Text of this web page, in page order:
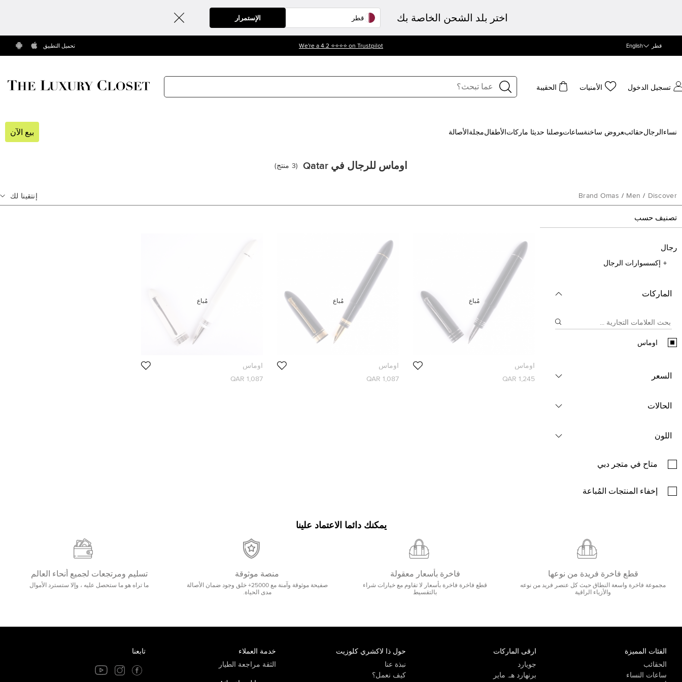
اختر بلد الشحن الخاصة بك الإستمرار
قطر English
We're a 4.2 ⭐⭐⭐⭐ on Trustpilot تحميل التطبيق
تسجيل الدخول الأمنيات الحقيبة
نساء الرجالحقائب‍عروض ساخنة‍ساعات‍وصلنا حديثا ‍ ماركات الأطفالمجلة الأصالة بيع الآن
اوماس للرجال في Qatar (
3 منتج)
Discover
/
Men
/
Brand Omas إنتقينا لك
تصنيف حسب
رجال
إكسسوارات الرجال
الماركات
اوماس
السعر
الحالات
اللون
متاح في متجر دبي
إخفاء المنتجات المُباعة
اوماس
1,245 QAR
مُباع
اوماس
1,087 QAR
مُباع
اوماس
1,087 QAR
مُباع
يمكنك دائما الاعتماد علينا
قطع فاخرة فريدة من نوعها
مجموعة فاخرة واسعة النطاق حيث كل عنصر فريد من نوعه
والأزياء الراقية
فاخرة بأسعار معقولة
قطع فاخرة فاخرة بأسعار لا تقاوم مع خيارات شراء
بالتقسيط
منصة موثوقة
صفيحة موثوقة وآمنة مع 25000+ خلق وجود ضمان الأصالة
مدى الحياة.
تسليم ومرتجعات لجميع أنحاء العالم
ما تراه هو ما ستحصل عليه ، وإلا ستسترد الأموال
الفئات المميزة
الحقائب
ساعات النساء
ارقى الماركات
جويارد
برنهارد هـ. ماير
حول ذا لاكشري كلوزيت
نبذة عنا
كيف نعمل؟
خدمة العملاء
الثقة مراجعة الطيار
تابعنا